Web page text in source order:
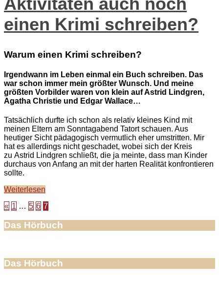
einen Krimi schreiben?
Warum einen Krimi schreiben?
Irgendwann im Leben einmal ein Buch schreiben. Das
war schon immer mein größter Wunsch. Und meine
größten Vorbilder waren von klein auf Astrid Lindgren,
Agatha Christie und Edgar Wallace…
Tatsächlich durfte ich schon als relativ kleines Kind mit
meinen Eltern am Sonntagabend Tatort schauen. Aus
heutiger Sicht pädagogisch vermutlich eher umstritten. Mir
hat es allerdings nicht geschadet, wobei sich der Kreis
zu Astrid Lindgren schließt, die ja meinte, dass man Kinder
durchaus von Anfang an mit der harten Realität konfrontieren
sollte.
Weiterlesen
« 1 … 5 6 7
Das Hörbuch
Das Hörbuch